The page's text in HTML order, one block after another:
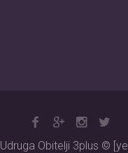
Udruga Obitelji 3plus ©